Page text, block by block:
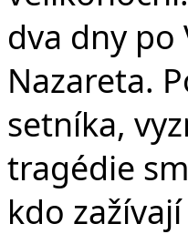
dva dny po
Nazareta.
setníka,
tragédie
kdo